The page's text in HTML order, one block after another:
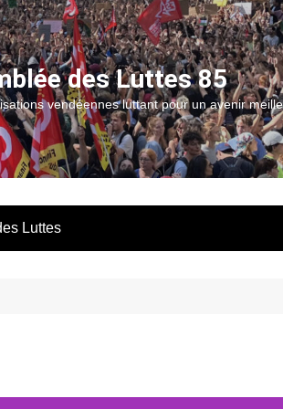
des Luttes 85
vendéennes luttant pour un avenir
Luttes